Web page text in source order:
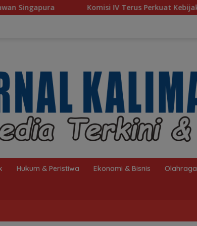
IV Terus Perkuat Kebijakan Kesejahteraan Rakyat
Hukum & Peristiwa Ekonomi & Bisnis Olahraga